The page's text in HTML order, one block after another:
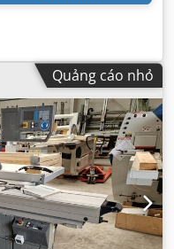
Quảng cáo nhỏ